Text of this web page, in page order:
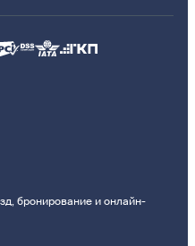
бронирование и онлайн-